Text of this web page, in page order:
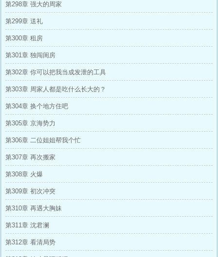
第298章 强大的周家
第299章 送礼
第300章 租房
第301章 独闯闺房
第302章 你可以把我当成发泄的工具
第303章 周家人都是吃什么长大的？
第304章 换个地方住吧
第305章 京海势力
第306章 二位姐姐帮我个忙
第307章 再次搬家
第308章 火爆
第309章 初次冲突
第310章 再遇大胸妹
第311章 沈君澜
第312章 看清局势